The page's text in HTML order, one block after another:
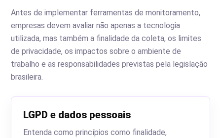
Antes de implementar ferramentas de monitoramento,
empresas devem avaliar não apenas a tecnologia
utilizada, mas também a finalidade da coleta, os limites
de privacidade, os impactos sobre o ambiente de
trabalho e as responsabilidades previstas pela legislação
brasileira.
LGPD e dados pessoais
Entenda como princípios como finalidade,